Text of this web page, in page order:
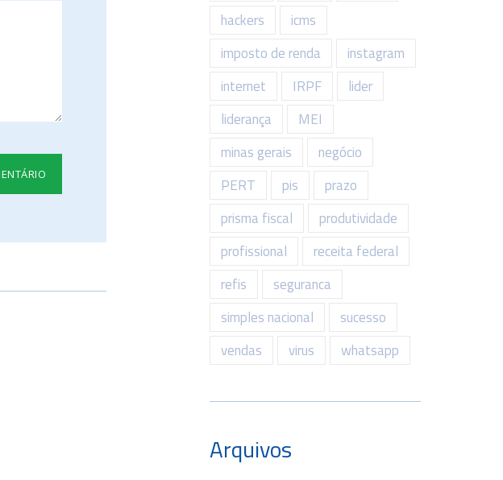
hackers
icms
imposto de renda
instagram
internet
IRPF
lider
liderança
MEI
minas gerais
negócio
PERT
pis
prazo
prisma fiscal
produtividade
profissional
receita federal
refis
seguranca
simples nacional
sucesso
vendas
virus whatsapp
Arquivos